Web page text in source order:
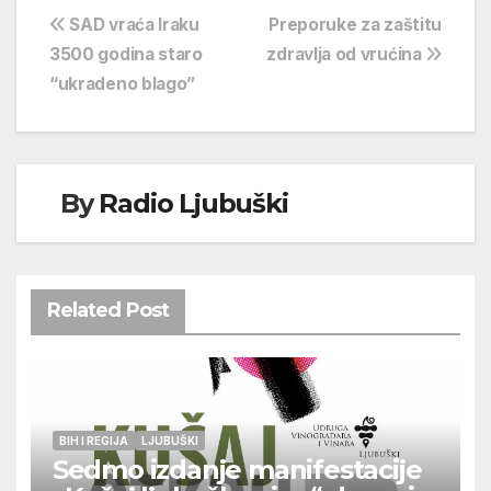
Navigacija
objava
Preporuke za zaštitu
zdravlja od vrućina
SAD vraća Iraku
3500 godina staro
“ukradeno blago”
ByRadio Ljubuški
Related Post
BIH I REGIJA LJUBUŠKI
Sedmo izdanje manifestacije